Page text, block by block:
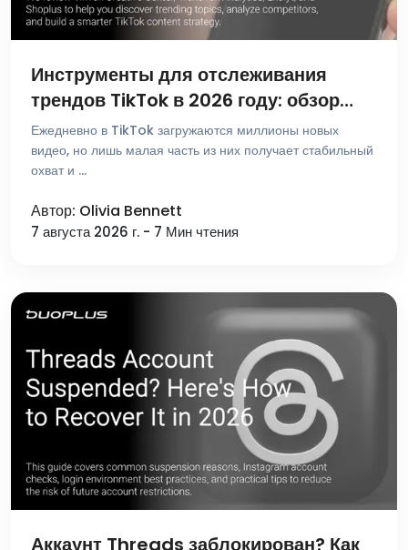
Инструменты для отслеживания
трендов TikTok в 2026 году: обзор
лучших платформ для поиска и
аналитики
Ежедневно в TikTok загружаются миллионы новых
видео, но лишь малая часть из них получает стабильный
охват и …
Автор: Olivia Bennett
7 августа 2026 г. - 7 Мин чтения
Аккаунт Threads заблокирован? Как